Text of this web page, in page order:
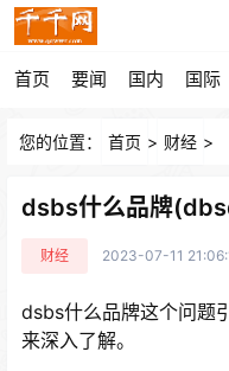
首页 要闻 国内 国际
您的位置： 首页 > 财经 >
dsbs什么品牌
财经 2023-07-11
dsbs什么品牌这个问题
来深入了解。